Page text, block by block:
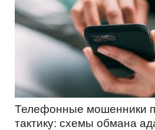
Телефонные мошенники
тактику: схемы обмана